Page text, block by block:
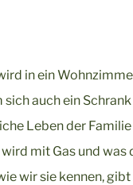
in ein
auch ein
Leben der
mit Gas und
wir sie kennen,